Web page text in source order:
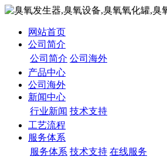
网站首页
公司简介
公司简介 公司海外
产品中心
公司海外
新闻中心
行业新闻 技术支持
工艺流程
服务体系
服务体系 技术支持 在线服务